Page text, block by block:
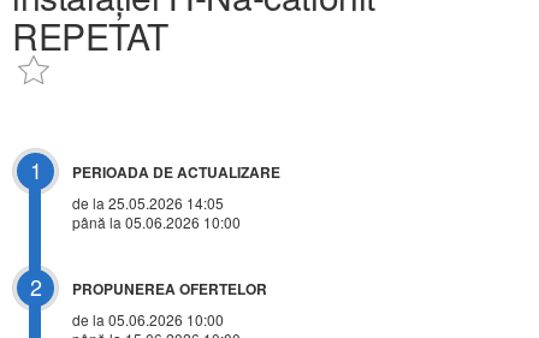
REPETAT
1 PERIOADA DE ACTUALIZARE
de la 25.05.2026 14:05
până la 05.06.2026 10:00
2 PROPUNEREA OFERTELOR
de la 05.06.2026 10:00